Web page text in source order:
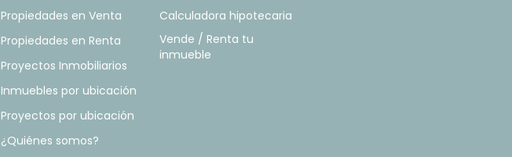
Propiedades en Venta
Propiedades en Renta
Proyectos Inmobiliarios
Inmuebles por ubicación
Proyectos por ubicación
¿Quiénes somos?
Calculadora hipotecaria
Vende / Renta tu
inmueble